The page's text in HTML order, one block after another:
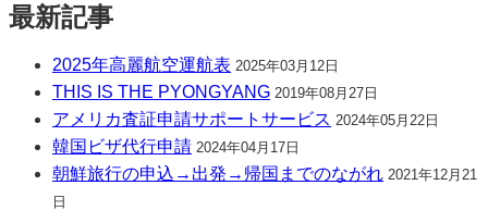
最新記事
2025年高麗航空運航表 2025年03月12日
THIS IS THE PYONGYANG 2019年08月27日
アメリカ査証申請サポートサービス 2024年05月22日
韓国ビザ代行申請 2024年04月17日
朝鮮旅行の申込→出発→帰国までのながれ 2021年12月21
日